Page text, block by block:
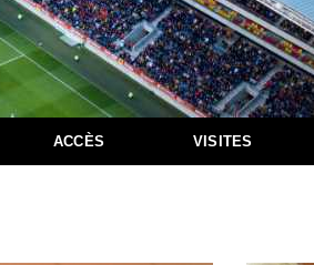
ACCÈS VISITES